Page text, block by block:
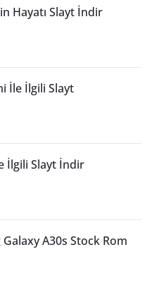
Hayatı Slayt İndir
İle İlgili Slayt
İlgili Slayt İndir
A30s Stock Rom